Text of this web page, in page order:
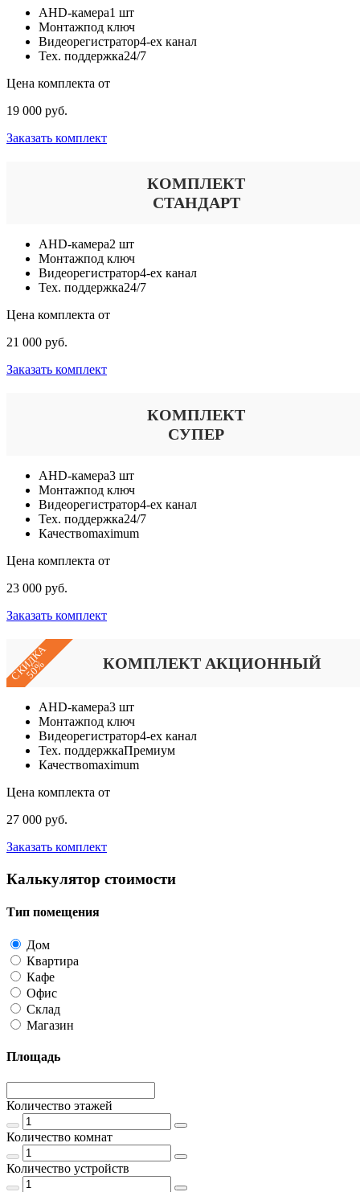
AHD-камера1 шт
Монтажпод ключ
Видеорегистратор4-ех канал
Тех. поддержка24/7
Цена комплекта от
19 000 руб.
Заказать комплект
КОМПЛЕКТ
СТАНДАРТ
AHD-камера2 шт
Монтажпод ключ
Видеорегистратор4-ех канал
Тех. поддержка24/7
Цена комплекта от
21 000 руб.
Заказать комплект
КОМПЛЕКТ
СУПЕР
AHD-камера3 шт
Монтажпод ключ
Видеорегистратор4-ех канал
Тех. поддержка24/7
Качествоmaximum
Цена комплекта от
23 000 руб.
Заказать комплект
СКИДКА
50% КОМПЛЕКТ АКЦИОННЫЙ
AHD-камера3 шт
Монтажпод ключ
Видеорегистратор4-ех канал
Тех. поддержкаПремиум
Качествоmaximum
Цена комплекта от
27 000 руб.
Заказать комплект
Калькулятор стоимости
Тип помещения
Дом
Квартира
Кафе
Офис
Склад
Магазин
Площадь
Количество этажей
Количество комнат
Количество устройств